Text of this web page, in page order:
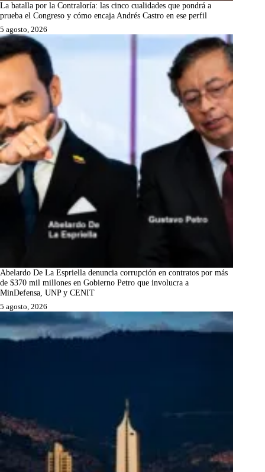
La batalla por la Contraloría: las cinco cualidades que pondrá a
prueba el Congreso y cómo encaja Andrés Castro en ese perfil
5 agosto, 2026
Abelardo De La Espriella denuncia corrupción en contratos por más
de $370 mil millones en Gobierno Petro que involucra a
MinDefensa, UNP y CENIT
5 agosto, 2026